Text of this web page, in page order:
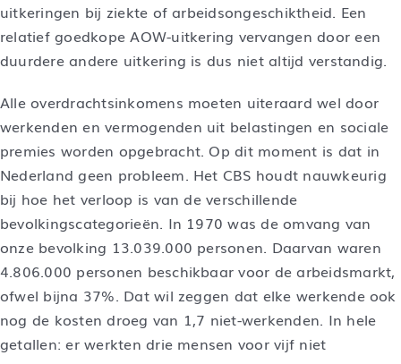
uitkeringen bij ziekte of arbeidsongeschiktheid. Een
relatief goedkope AOW-uitkering vervangen door een
duurdere andere uitkering is dus niet altijd verstandig.
Alle overdrachtsinkomens moeten uiteraard wel door
werkenden en vermogenden uit belastingen en sociale
premies worden opgebracht. Op dit moment is dat in
Nederland geen probleem. Het CBS houdt nauwkeurig
bij hoe het verloop is van de verschillende
bevolkingscategorieën. In 1970 was de omvang van
onze bevolking 13.039.000 personen. Daarvan waren
4.806.000 personen beschikbaar voor de arbeidsmarkt,
ofwel bijna 37%. Dat wil zeggen dat elke werkende ook
nog de kosten droeg van 1,7 niet-werkenden. In hele
getallen: er werkten drie mensen voor vijf niet